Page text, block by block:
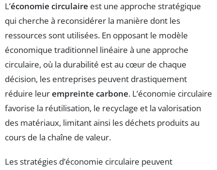
L’économie circulaire est une approche stratégique
qui cherche à reconsidérer la manière dont les
ressources sont utilisées. En opposant le modèle
économique traditionnel linéaire à une approche
circulaire, où la durabilité est au cœur de chaque
décision, les entreprises peuvent drastiquement
réduire leurempreinte carbone. L’économie circulaire
favorise la réutilisation, le recyclage et la valorisation
des matériaux, limitant ainsi les déchets produits au
cours de la chaîne de valeur.
Les stratégies d’économie circulaire peuvent